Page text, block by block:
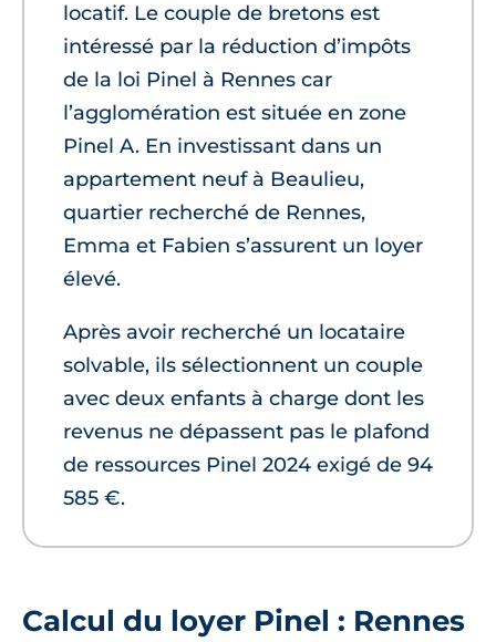
locatif. Le couple de bretons est
intéressé par la réduction d’impôts
de la loi Pinel à Rennes car
l’agglomération est située en zone
Pinel A. En investissant dans un
appartement neuf à Beaulieu,
quartier recherché de Rennes,
Emma et Fabien s’assurent un loyer
élevé.
Après avoir recherché un locataire
solvable, ils sélectionnent un couple
avec deux enfants à charge dont les
revenus ne dépassent pas le plafond
de ressources Pinel 2024 exigé de 94
585 €.
Calcul du loyer Pinel : Rennes